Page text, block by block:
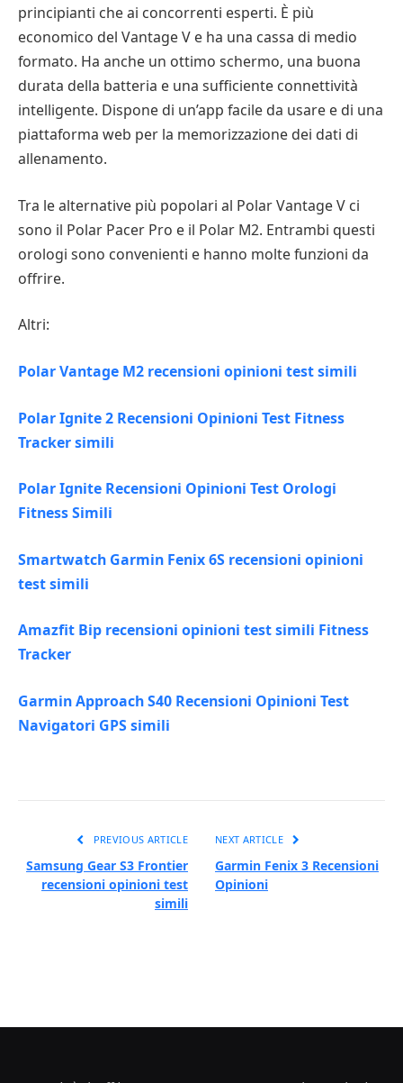
principianti che ai concorrenti esperti. È più
economico del Vantage V e ha una cassa di medio
formato. Ha anche un ottimo schermo, una buona
durata della batteria e una sufficiente connettività
intelligente. Dispone di un’app facile da usare e di una
piattaforma web per la memorizzazione dei dati di
allenamento.
Tra le alternative più popolari al Polar Vantage V ci
sono il Polar Pacer Pro e il Polar M2. Entrambi questi
orologi sono convenienti e hanno molte funzioni da
offrire.
Altri:
Polar Vantage M2 recensioni opinioni test simili
Polar Ignite 2 Recensioni Opinioni Test Fitness
Tracker simili
Polar Ignite Recensioni Opinioni Test Orologi
Fitness Simili
Smartwatch Garmin Fenix 6S recensioni opinioni
test simili
Amazfit Bip recensioni opinioni test simili Fitness
Tracker
Garmin Approach S40 Recensioni Opinioni Test
Navigatori GPS simili
PREVIOUS ARTICLE
Samsung Gear S3 Frontier
recensioni opinioni test
simili
NEXT ARTICLE
Garmin Fenix 3 Recensioni
Opinioni